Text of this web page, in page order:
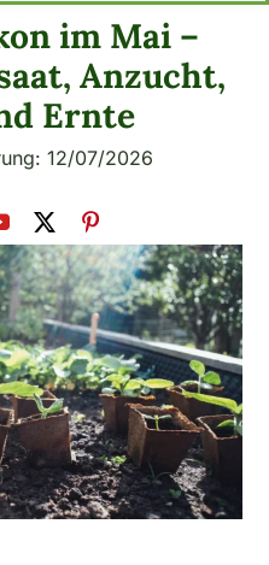
im Mai –
Anzucht,
Ernte
12/07/2026